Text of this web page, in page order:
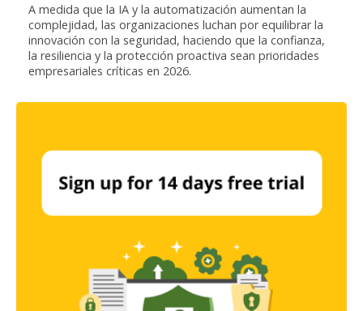
A medida que la IA y la automatización aumentan la
complejidad, las organizaciones luchan por equilibrar la
innovación con la seguridad, haciendo que la confianza,
la resiliencia y la protección proactiva sean prioridades
empresariales críticas en 2026.